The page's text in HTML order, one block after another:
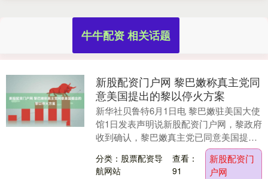
牛牛配资 相关话题
新股配资门户网 黎巴嫩称真主党同
意美国提出的黎以停火方案
新华社贝鲁特6月1日电 黎巴嫩驻美国大使
馆1日发表声明说新股配资门户网，黎政府
收到确认，黎巴嫩真主党已同意美国提出
的该组织与以色列相互停火方案。 声明
说，这一方....
分类：股票配资导
航网站
查看：
91
新股配资门
户网